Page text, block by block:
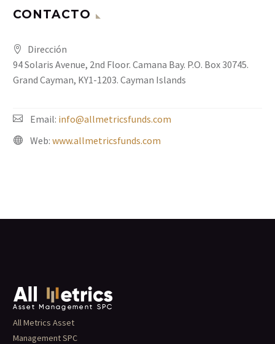
CONTACTO
Dirección
94 Solaris Avenue, 2nd Floor. Camana Bay. P.O. Box 30745.
Grand Cayman, KY1-1203. Cayman Islands
Email: info@allmetricsfunds.com
Web: www.allmetricsfunds.com
All Metrics Asset
Management SPC